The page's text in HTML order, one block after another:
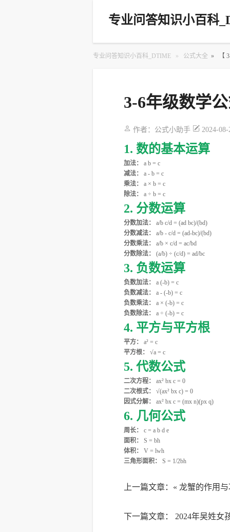
专业问答知识小百科
专业问答知识小百科_DTIME » 公式大全 » 【
3-6年级数学
作者： 公式小助手 2024-
1. 数的基本运算
加法：
a b = c
减法：
a - b = c
乘法：
a × b = c
除法：
a ÷ b = c
2. 分数运算
分数加法：
a/b c/d = (ad bc)/(bd)
分数减法：
a/b - c/d = (ad-bc)/(bd)
分数乘法：
a/b × c/d = ac/bd
分数除法：
(a/b) ÷ (c/d) = ad/bc
3. 负数运算
负数加法：
a (-b) = c
负数减法：
a - (-b) = c
负数乘法：
a × (-b) = c
负数除法：
a ÷ (-b) = c
4. 平方与平方根
平方：
a² = c
平方根：
√a = c
5. 代数公式
二次方程：
ax² bx c = 0
二次根式：
√(ax² bx c) = 0
因式分解：
ax² bx c = (mx n)(px q)
6. 几何公式
周长：
c = a b d e
面积：
S = bh
体积：
V = lwh
三角形面积：
S = 1/2bh
上一篇文章：«龙蟹的作用
下一篇文章： 2024年吴姓女